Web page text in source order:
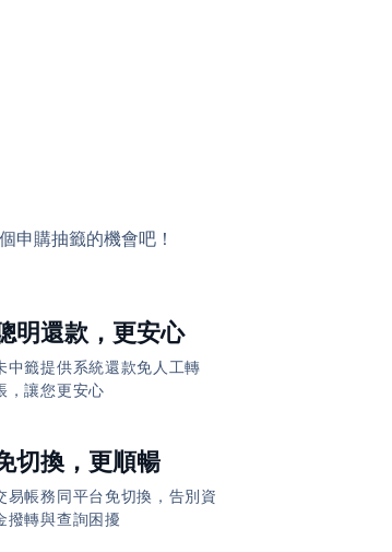
申購抽籤的機會吧！
明還款，更安心
中籤提供系統還款免人工轉
，讓您更安心
切換，更順暢
易帳務同平台免切換，告別資
撥轉與查詢困擾